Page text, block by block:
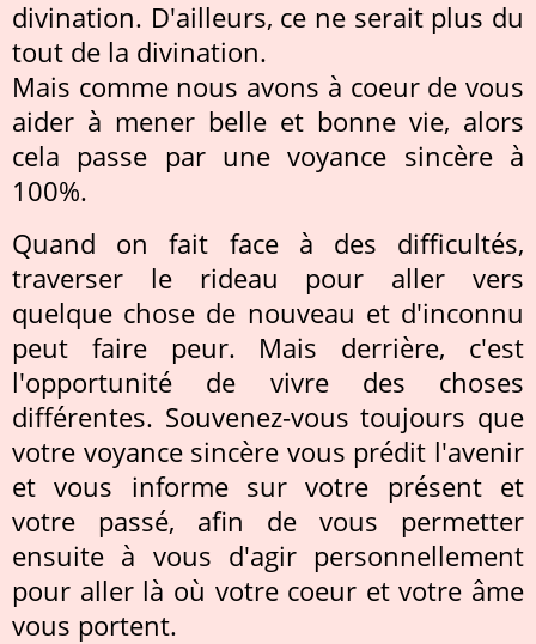
divination. D'ailleurs, ce ne serait plus du
tout de la divination.
Mais comme nous avons à coeur de vous
aider à mener belle et bonne vie, alors
cela passe par une voyance sincère à
100%.
Quand on fait face à des difficultés,
traverser le rideau pour aller vers
quelque chose de nouveau et d'inconnu
peut faire peur. Mais derrière, c'est
l'opportunité de vivre des choses
différentes. Souvenez-vous toujours que
votre voyance sincère vous prédit l'avenir
et vous informe sur votre présent et
votre passé, afin de vous permetter
ensuite à vous d'agir personnellement
pour aller là où votre coeur et votre âme
vous portent.